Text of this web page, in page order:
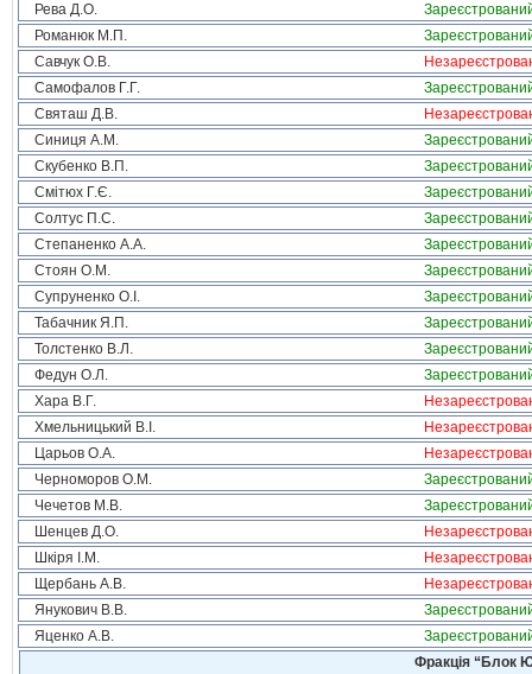
Рева Д.О.
Романюк М.П.
Савчук О.В.
Самофалов Г.Г.
Святаш Д.В.
Синиця А.М.
Скубенко В.П.
Смітюх Г.Є.
Солтус П.С.
Степаненко А.А.
Стоян О.М.
Супруненко О.І.
Табачник Я.П.
Толстенко В.Л.
Федун О.Л.
Хара В.Г.
Хмельницький В.І.
Царьов О.А.
Черноморов О.М.
Чечетов М.В.
Шенцев Д.О.
Шкіря І.М.
Щербань А.В.
Янукович В.В.
Яценко А.В.
Фракція “Блок